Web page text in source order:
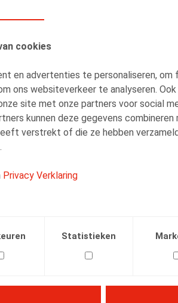
cookies
en advertenties te personaliseren, om
ons websiteverkeer te analyseren.
site met onze partners voor social
kunnen deze gegevens combineren
verstrekt of die ze hebben
Privacy Verklaring
Statistieken
Sieglien Huyghe